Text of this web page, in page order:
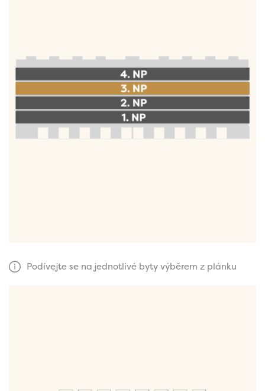
Podívejte se na jednotlivé byty výběrem z plánku